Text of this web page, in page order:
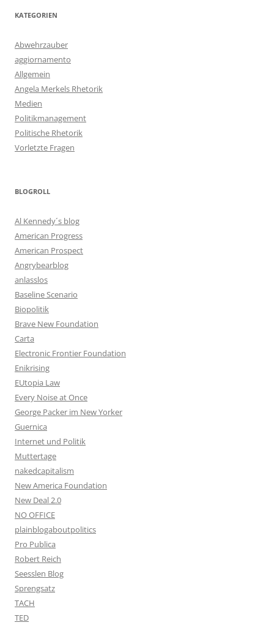
KATEGORIEN
Abwehrzauber
aggiornamento
Allgemein
Angela Merkels Rhetorik
Medien
Politikmanagement
Politische Rhetorik
Vorletzte Fragen
BLOGROLL
Al Kennedy´s blog
American Progress
American Prospect
Angrybearblog
anlasslos
Baseline Scenario
Biopolitik
Brave New Foundation
Carta
Electronic Frontier Foundation
Enikrising
EUtopia Law
Every Noise at Once
George Packer im New Yorker
Guernica
Internet und Politik
Muttertage
nakedcapitalism
New America Foundation
New Deal 2.0
NO OFFICE
plainblogaboutpolitics
Pro Publica
Robert Reich
Seesslen Blog
Sprengsatz
TACH
TED